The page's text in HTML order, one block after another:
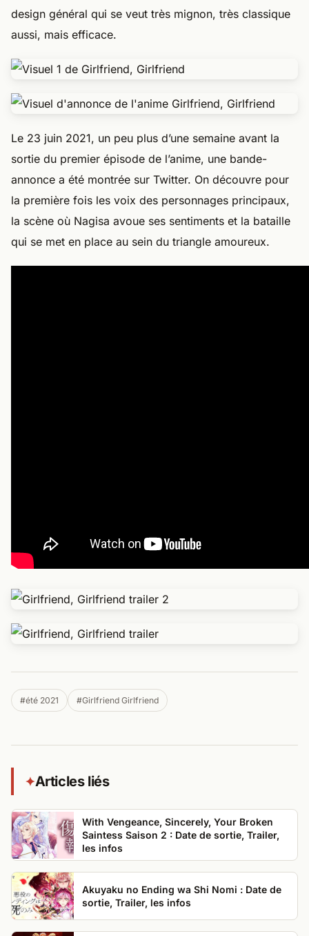
design général qui se veut très mignon, très classique
aussi, mais efficace.
Le 23 juin 2021, un peu plus d’une semaine avant la
sortie du premier épisode de l’anime, une bande-
annonce a été montrée sur Twitter. On découvre pour
la première fois les voix des personnages principaux,
la scène où Nagisa avoue ses sentiments et la bataille
qui se met en place au sein du triangle amoureux.
#été 2021 #Girlfriend Girlfriend
✦Articles liés
With Vengeance, Sincerely, Your Broken
Saintess Saison 2 : Date de sortie, Trailer,
les infos
Akuyaku no Ending wa Shi Nomi : Date de
sortie, Trailer, les infos